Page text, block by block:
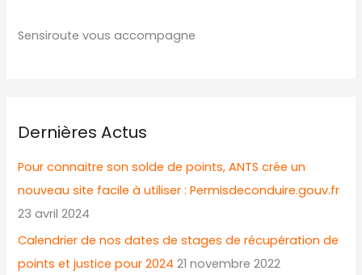
Sensiroute vous accompagne
Dernières Actus
Pour connaitre son solde de points, ANTS crée un
nouveau site facile à utiliser : Permisdeconduire.gouv.fr
23 avril 2024
Calendrier de nos dates de stages de récupération de
points et justice pour 2024 21 novembre 2022